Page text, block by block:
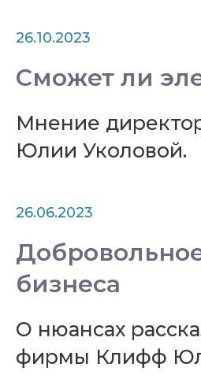
26.10.2023
Сможет ли
Мнение
Юлии Уколовой.
26.06.2023
бизнеса
О нюансах
фирмы Клифф